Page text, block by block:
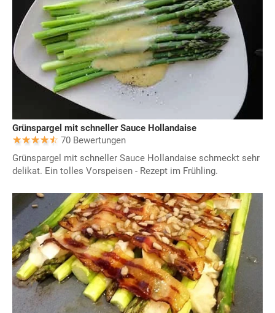
Grünspargel mit schneller Sauce Hollandaise
70 Bewertungen
Grünspargel mit schneller Sauce Hollandaise schmeckt sehr
delikat. Ein tolles Vorspeisen - Rezept im Frühling.